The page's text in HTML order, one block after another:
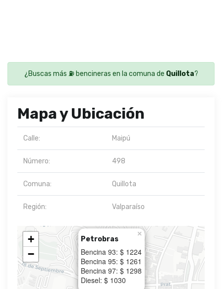
¿Buscas más ⛽ bencineras en la comuna de Quillota?
Mapa y Ubicación
Calle: Maipú
Número: 498
Comuna: Quillota
Región: Valparaíso
Petrobras
Bencina 93: $ 1224
Bencina 95: $ 1261
Bencina 97: $ 1298
Diesel: $ 1030
×
+
−